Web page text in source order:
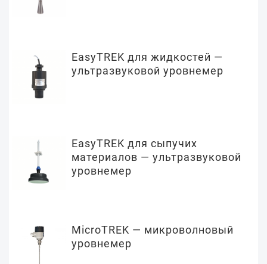
EasyTREK для жидкостей —
ультразвуковой уровнемер
EasyTREK для сыпучих
материалов — ультразвуковой
уровнемер
MicroTREK — микроволновый
уровнемер